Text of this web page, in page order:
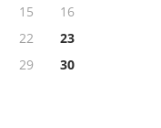
15
16
22
23
29
30